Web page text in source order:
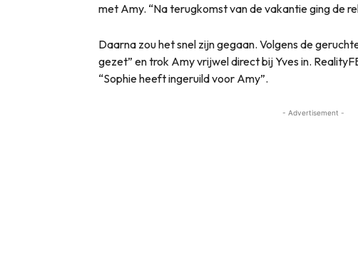
met Amy. “Na terugkomst van de vakantie ging de
Daarna zou het snel zijn gegaan. Volgens de
gezet” en trok Amy vrijwel direct bij Yves in.
“Sophie heeft ingeruild voor Amy”.
- Advertisement -